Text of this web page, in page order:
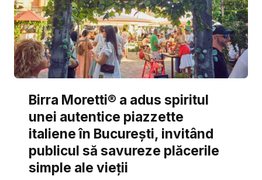
Birra Moretti® a adus spiritul
unei autentice piazzette
italiene în București, invitând
publicul să savureze plăcerile
simple ale vieții